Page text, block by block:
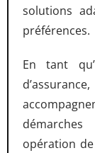
solutions
préférences.
En tant
opération de